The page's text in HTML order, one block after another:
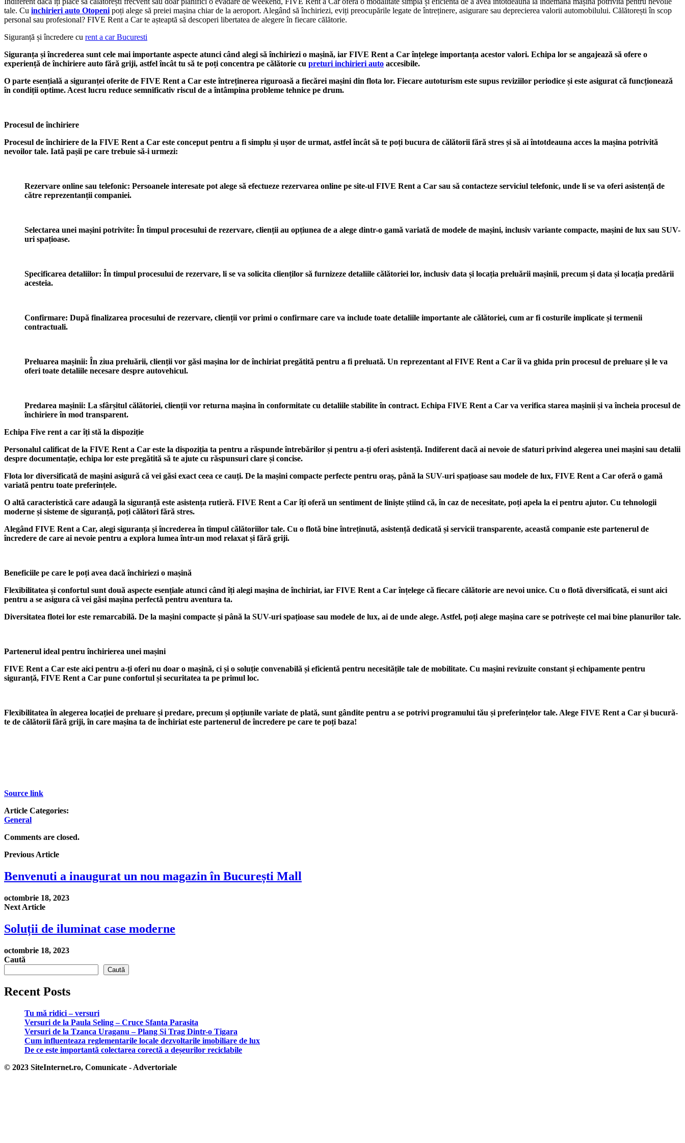
tale. Cu inchirieri auto Otopeni poți alege să preiei mașina chiar de la aeroport. Alegând să închiriezi, eviți preocupările legate de întreținere, asigurare sau deprecierea valorii automobilului. Călătorești în scop
personal sau profesional? FIVE Rent a Car te așteaptă să descoperi libertatea de alegere în fiecare călătorie.
Siguranță și încredere cu rent a car Bucuresti
Siguranța și încrederea sunt cele mai importante aspecte atunci când alegi să închiriezi o mașină, iar FIVE Rent a Car înțelege importanța acestor valori. Echipa lor se angajează să ofere o
experiență de închiriere auto fără griji, astfel încât tu să te poți concentra pe călătorie cu preturi inchirieri auto accesibile.
O parte esențială a siguranței oferite de FIVE Rent a Car este întreținerea riguroasă a fiecărei mașini din flota lor. Fiecare autoturism este supus reviziilor periodice și este asigurat că funcționează
în condiții optime. Acest lucru reduce semnificativ riscul de a întâmpina probleme tehnice pe drum.
Procesul de închiriere
Procesul de închiriere de la FIVE Rent a Car este conceput pentru a fi simplu și ușor de urmat, astfel încât să te poți bucura de călătorii fără stres și să ai întotdeauna acces la mașina potrivită
nevoilor tale. Iată pașii pe care trebuie să-i urmezi:
Rezervare online sau telefonic: Persoanele interesate pot alege să efectueze rezervarea online pe site-ul FIVE Rent a Car sau să contacteze serviciul telefonic, unde li se va oferi asistență de
către reprezentanții companiei.
Selectarea unei mașini potrivite: În timpul procesului de rezervare, clienții au opțiunea de a alege dintr-o gamă variată de modele de mașini, inclusiv variante compacte, mașini de lux sau SUV-
uri spațioase.
Specificarea detaliilor: În timpul procesului de rezervare, li se va solicita clienților să furnizeze detaliile călătoriei lor, inclusiv data și locația preluării mașinii, precum și data și locația predării
acesteia.
Confirmare: După finalizarea procesului de rezervare, clienții vor primi o confirmare care va include toate detaliile importante ale călătoriei, cum ar fi costurile implicate și termenii
contractuali.
Preluarea mașinii: În ziua preluării, clienții vor găsi mașina lor de închiriat pregătită pentru a fi preluată. Un reprezentant al FIVE Rent a Car îi va ghida prin procesul de preluare și le va
oferi toate detaliile necesare despre autovehicul.
Predarea mașinii: La sfârșitul călătoriei, clienții vor returna mașina în conformitate cu detaliile stabilite în contract. Echipa FIVE Rent a Car va verifica starea mașinii și va încheia procesul de
închiriere în mod transparent.
Echipa Five rent a car îți stă la dispoziție
Personalul calificat de la FIVE Rent a Car este la dispoziția ta pentru a răspunde întrebărilor și pentru a-ți oferi asistență. Indiferent dacă ai nevoie de sfaturi privind alegerea unei mașini sau detalii
despre documentație, echipa lor este pregătită să te ajute cu răspunsuri clare și concise.
Flota lor diversificată de mașini asigură că vei găsi exact ceea ce cauți. De la mașini compacte perfecte pentru oraș, până la SUV-uri spațioase sau modele de lux, FIVE Rent a Car oferă o gamă
variată pentru toate preferințele.
O altă caracteristică care adaugă la siguranță este asistența rutieră. FIVE Rent a Car îți oferă un sentiment de liniște știind că, în caz de necesitate, poți apela la ei pentru ajutor. Cu tehnologii
moderne și sisteme de siguranță, poți călători fără stres.
Alegând FIVE Rent a Car, alegi siguranța și încrederea în timpul călătoriilor tale. Cu o flotă bine întreținută, asistență dedicată și servicii transparente, această companie este partenerul de
încredere de care ai nevoie pentru a explora lumea într-un mod relaxat și fără griji.
Beneficiile pe care le poți avea dacă închiriezi o mașină
Flexibilitatea și confortul sunt două aspecte esențiale atunci când îți alegi mașina de închiriat, iar FIVE Rent a Car înțelege că fiecare călătorie are nevoi unice. Cu o flotă diversificată, ei sunt aici
pentru a se asigura că vei găsi mașina perfectă pentru aventura ta.
Diversitatea flotei lor este remarcabilă. De la mașini compacte și până la SUV-uri spațioase sau modele de lux, ai de unde alege. Astfel, poți alege mașina care se potrivește cel mai bine planurilor tale.
Partenerul ideal pentru închirierea unei mașini
FIVE Rent a Car este aici pentru a-ți oferi nu doar o mașină, ci și o soluție convenabilă și eficientă pentru necesitățile tale de mobilitate. Cu mașini revizuite constant și echipamente pentru
siguranță, FIVE Rent a Car pune confortul și securitatea ta pe primul loc.
Flexibilitatea în alegerea locației de preluare și predare, precum și opțiunile variate de plată, sunt gândite pentru a se potrivi programului tău și preferințelor tale. Alege FIVE Rent a Car și bucură-
te de călătorii fără griji, în care mașina ta de închiriat este partenerul de încredere pe care te poți baza!
Source link
Article Categories:
General
Comments are closed.
Previous Article
Benvenuti a inaugurat un nou magazin în București Mall
octombrie 18, 2023
Next Article
Soluții de iluminat case moderne
octombrie 18, 2023
Caută
Caută
Recent Posts
Tu mă ridici – versuri
Versuri de la Paula Seling – Cruce Sfanta Parasita
Versuri de la Tzanca Uraganu – Plang Si Trag Dintr-o Tigara
Cum influenteaza reglementarile locale dezvoltarile imobiliare de lux
De ce este importantă colectarea corectă a deșeurilor reciclabile
© 2023 SiteInternet.ro, Comunicate - Advertoriale